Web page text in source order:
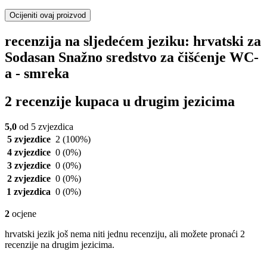
Ocijeniti ovaj proizvod
recenzija na sljedećem jeziku: hrvatski za
Sodasan Snažno sredstvo za čišćenje WC-
a - smreka
2 recenzije kupaca u drugim jezicima
5,0 od 5 zvjezdica
5 zvjezdice 2 (100%)
4 zvjezdice 0 (0%)
3 zvjezdice 0 (0%)
2 zvjezdice 0 (0%)
1 zvjezdica 0 (0%)
2 ocjene
hrvatski jezik još nema niti jednu recenziju, ali možete pronaći 2
recenzije na drugim jezicima.